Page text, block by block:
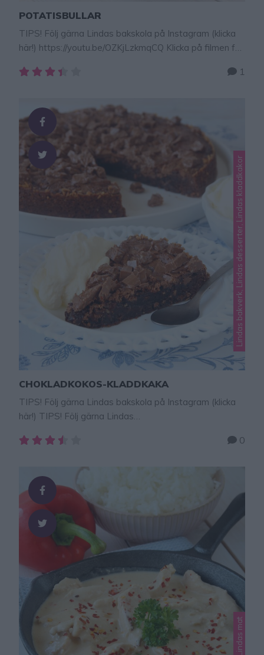
POTATISBULLAR
TIPS! Följ gärna Lindas bakskola på Instagram (klicka
här!) https://youtu.be/OZKjLzkmqCQ Klicka på filmen för
Lindas bakskola på Instagram (klicka här!) Hemgjorda
när man smakat dessa! Barnen fullkomligt trycker i sig
dem och antingen kan man äta dem med en klick
lingonsylt eller som ett …
1
Lindas bakverk, Lindas desserter, Lindas kladdkakor
CHOKLADKOKOS-KLADDKAKA
TIPS! Följ gärna Lindas bakskola på Instagram (klicka
här!) TIPS! Följ gärna Lindas
och superläcker chokladkokos-kladdkaka. Den är så
på när man har gäster eller kalas. Eller bara njuta av
den framför tv-n ensam eller med familjen.Valfri
choklad kan användas! Chokladkokos-kladdkaka …
0